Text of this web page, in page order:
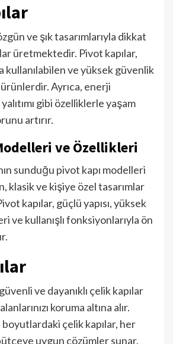
ve şık tasarımlarıyla dikkat
üretmektedir. Pivot kapılar,
kullanılabilen ve yüksek güvenlik
Ayrıca, enerji
gibi özelliklerle yaşam
artırır.
ve Özellikleri
sunduğu pivot kapı modelleri
klasik ve kişiye özel tasarımlar
kapılar, güçlü yapısı, yüksek
ve kullanışlı fonksiyonlarıyla ön
ve dayanıklı çelik kapılar
koruma altına alır.
boyutlardaki çelik kapılar, her
uygun çözümler sunar.